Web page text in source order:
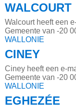
WALCOURT
Walcourt heeft een
Gemeente van -20
WALLONIE
CINEY
Ciney heeft een e-
Gemeente van -20
WALLONIE
EGHEZÉE